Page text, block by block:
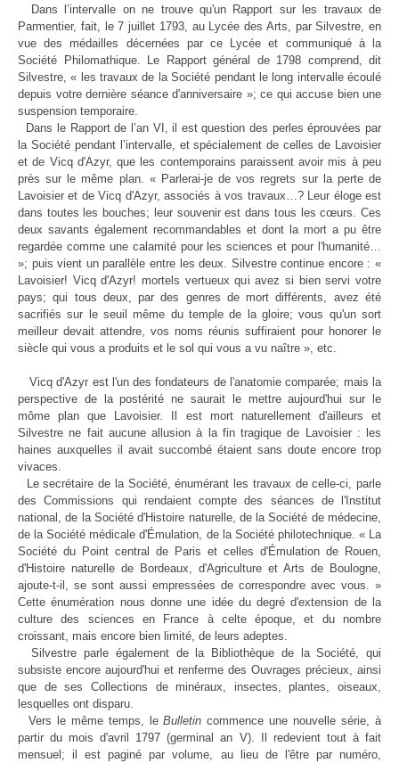
Dans l’intervalle on ne trouve qu'un Rapport sur les travaux de
Parmentier, fait, le 7 juillet 1793, au Lycée des Arts, par Silvestre, en
vue des médailles décernées par ce Lycée et communiqué à la
Société Philomathique. Le Rapport général de 1798 comprend, dit
Silvestre, « les travaux de la Société pendant le long intervalle écoulé
depuis votre dernière séance d'anniversaire »; ce qui accuse bien une
suspension temporaire.
Dans le Rapport de l’an VI, il est question des perles éprouvées par
la Société pendant l’intervalle, et spécialement de celles de Lavoisier
et de Vicq d'Azyr, que les contemporains paraissent avoir mis à peu
près sur le même plan. « Parlerai-je de vos regrets sur la perte de
Lavoisier et de Vicq d'Azyr, associés à vos travaux…? Leur éloge est
dans toutes les bouches; leur souvenir est dans tous les cœurs. Ces
deux savants également recommandables et dont la mort a pu être
regardée comme une calamité pour les sciences et pour l'humanité…
»; puis vient un parallèle entre les deux. Silvestre continue encore : «
Lavoisier! Vicq d'Azyr! mortels vertueux qui avez si bien servi votre
pays; qui tous deux, par des genres de mort différents, avez été
sacrifiés sur le seuil même du temple de la gloire; vous qu'un sort
meilleur devait attendre, vos noms réunis suffiraient pour honorer le
siècle qui vous a produits et le sol qui vous a vu naître », etc.
Vicq d'Azyr est l'un des fondateurs de l'anatomie comparée; mais la
perspective de la postérité ne saurait le mettre aujourd'hui sur le
môme plan que Lavoisier. Il est mort naturellement d'ailleurs et
Silvestre ne fait aucune allusion à la fin tragique de Lavoisier : les
haines auxquelles il avait succombé étaient sans doute encore trop
vivaces.
Le secrétaire de la Société, énumérant les travaux de celle-ci, parle
des Commissions qui rendaient compte des séances de l'Institut
national, de la Société d'Histoire naturelle, de la Société de médecine,
de la Société médicale d'Émulation, de la Société philotechnique. « La
Société du Point central de Paris et celles d'Émulation de Rouen,
d'Histoire naturelle de Bordeaux, d'Agriculture et Arts de Boulogne,
ajoute-t-il, se sont aussi empressées de correspondre avec vous. »
Cette énumération nous donne une idée du degré d'extension de la
culture des sciences en France à celte époque, et du nombre
croissant, mais encore bien limité, de leurs adeptes.
Silvestre parle également de la Bibliothèque de la Société, qui
subsiste encore aujourd'hui et renferme des Ouvrages précieux, ainsi
que de ses Collections de minéraux, insectes, plantes, oiseaux,
lesquelles ont disparu.
Vers le même temps, leBulletin commence une nouvelle série, à
partir du mois d'avril 1797 (germinal an V). Il redevient tout à fait
mensuel; il est paginé par volume, au lieu de l'être par numéro,